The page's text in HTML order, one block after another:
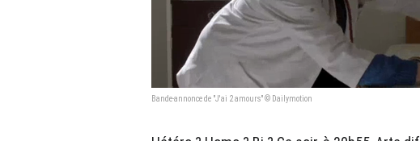
Bande-annonce de "J'ai 2 amours" © Dailymotion